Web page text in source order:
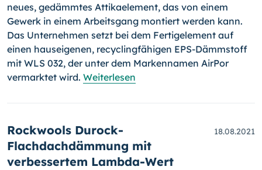
neues, gedämmtes Atti­ka­ele­ment, das von einem
Gewerk in einem Arbeitsgang montiert werden kann.
Das Unternehmen setzt bei dem Fertigelement auf
einen haus­eige­nen, recyclingfähigen EPS-Dämmstoff
mit WLS 032, der unter dem Markennamen AirPor
vermarktet wird. Weiterlesen
Rockwools Durock-
Flachdachdämmung mit
verbessertem Lambda-Wert
18.08.2021